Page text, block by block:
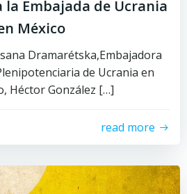
la Embajada de Ucrania
México
Dramarétska,Embajadora
de Ucrania en
Héctor González […]
read more